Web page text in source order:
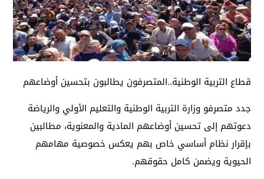
قطاع التربية الوطنية..المتصرفون يطالبون بتحسين أوضاعهم
جدد متصرفو وزارة التربية الوطنية والتعليم الأولي والرياضة
دعوتهم إلى تحسين أوضاعهم المادية والمعنوية، مطالبين
بإقرار نظام أساسي خاص بهم يعكس خصوصية مهامهم
الحيوية ويضمن كامل حقوقهم.